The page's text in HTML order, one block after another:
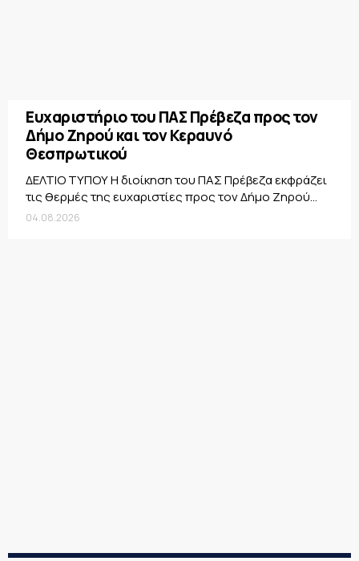
Ευχαριστήριο του ΠΑΣ Πρέβεζα προς τον
Δήμο Ζηρού και τον Κεραυνό
Θεσπρωτικού
ΔΕΛΤΙΟ ΤΥΠΟΥ Η διοίκηση του ΠΑΣ Πρέβεζα εκφράζει
τις θερμές της ευχαριστίες προς τον Δήμο Ζηρού...
04.08.2026